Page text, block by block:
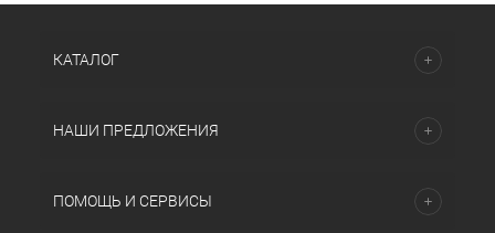
КАТАЛОГ
НАШИ ПРЕДЛОЖЕНИЯ
ПОМОЩЬ И СЕРВИСЫ